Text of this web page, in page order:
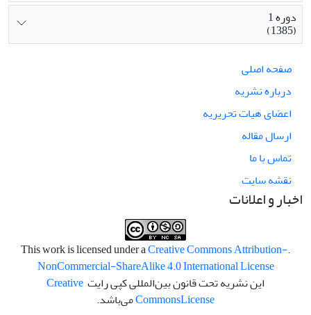
دوره 1
(1385)
صفحه اصلی
درباره نشریه
اعضای هیات تحریریه
ارسال مقاله
تماس با ما
نقشه سایت
اخبار و اعلانات
.This work is licensed under a
Creative Commons Attribution-
NonCommercial-ShareAlike 4.0 International License
این نشریه تحت قانون بین‌المللی کپی رایت Creative
CommonsLicense می‌باشد.